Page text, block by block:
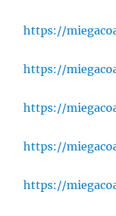
https://
https://
https://
https://
https://